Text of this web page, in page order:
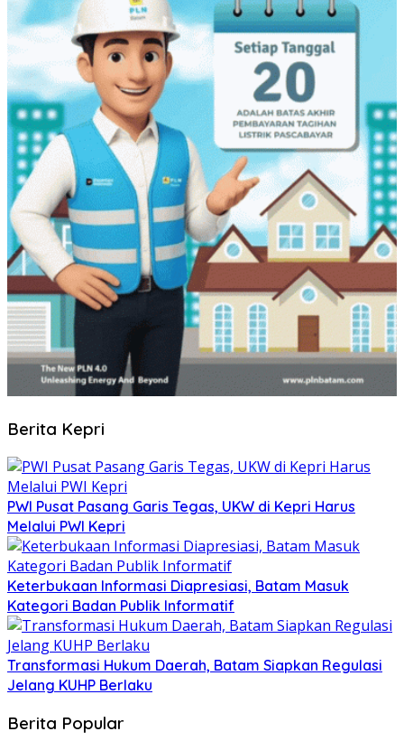
Berita Kepri
PWI Pusat Pasang Garis Tegas, UKW di Kepri Harus
Melalui PWI Kepri
Keterbukaan Informasi Diapresiasi, Batam Masuk
Kategori Badan Publik Informatif
Transformasi Hukum Daerah, Batam Siapkan Regulasi
Jelang KUHP Berlaku
Berita Popular